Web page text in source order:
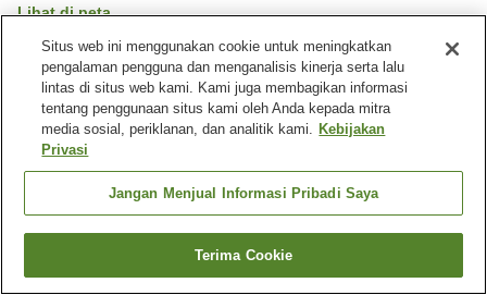
Lihat di peta
Sangat baik Ulasan: 672
Fasilitas properti
Restoran
Mesin penjual otomatis
Laundry berbayar
Beranda Jepang Kanagawa
Kota Kawasaki
Kawasaki River Hotel
Cari kamar
Situs web ini menggunakan cookie untuk meningkatkan
pengalaman pengguna dan menganalisis kinerja serta lalu
lintas di situs web kami. Kami juga membagikan informasi
tentang penggunaan situs kami oleh Anda kepada mitra
media sosial, periklanan, dan analitik kami. Kebijakan
Privasi
Jangan Menjual Informasi Pribadi Saya
Terima Cookie